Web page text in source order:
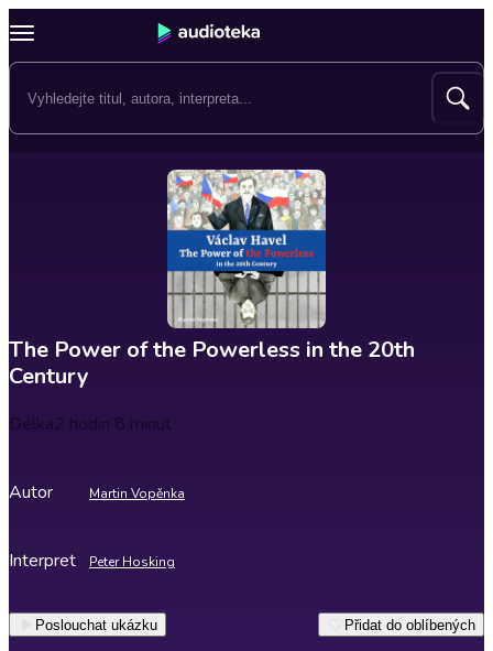
The Power of the Powerless in the 20th
Century
Délka2 hodin 8 minut
Autor Martin Vopěnka
Interpret Peter Hosking
Poslouchat ukázku Přidat do oblíbených